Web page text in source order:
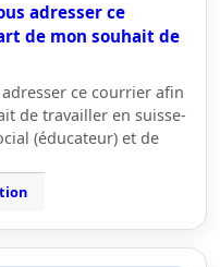
adresser ce
de mon souhait de
ce courrier afin
de travailler en suisse-
(éducateur) et de